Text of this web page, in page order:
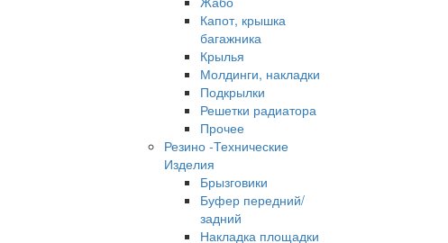
Капот, крышка
багажника
Крылья
Молдинги, накладки
Подкрылки
Решетки радиатора
Прочее
Резино -Технические
Изделия
Брызговики
Буфер передний/
задний
Накладка площадки